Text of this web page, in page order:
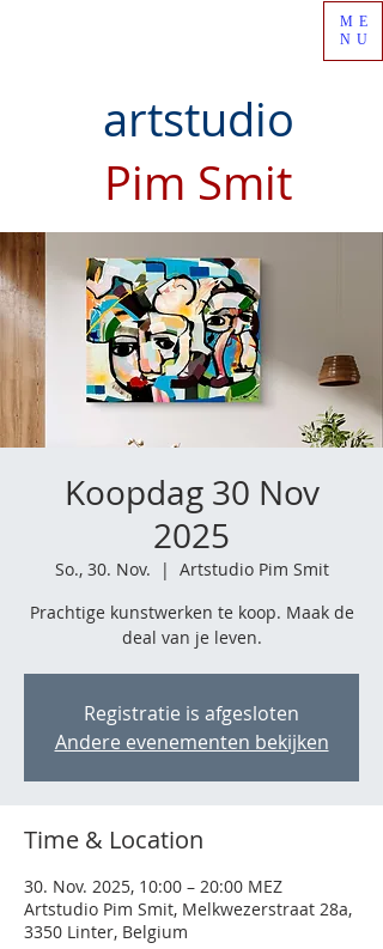
artstudio
Pim Smit
ME
NU
Koopdag 30 Nov
2025
So., 30. Nov.
  |
Artstudio Pim Smit
Prachtige kunstwerken te koop. Maak de
deal van je leven.
Registratie is afgesloten
Andere evenementen bekijken
Time & Location
30. Nov. 2025, 10:00 – 20:00 MEZ
Artstudio Pim Smit, Melkwezerstraat 28a,
3350 Linter, Belgium